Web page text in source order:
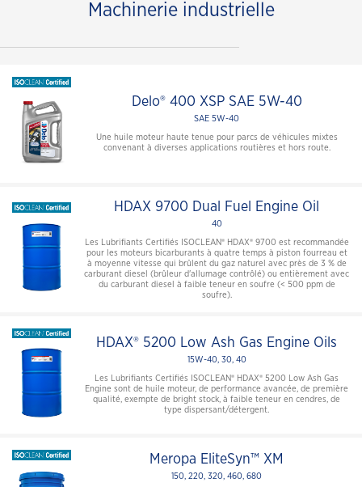
Machinerie industrielle
Delo® 400 XSP SAE 5W-40
SAE 5W-40
Une huile moteur haute tenue pour parcs de véhicules mixtes
convenant à diverses applications routières et hors route.
HDAX 9700 Dual Fuel Engine Oil
40
Les Lubrifiants Certifiés ISOCLEAN® HDAX® 9700 est recommandée
pour les moteurs bicarburants à quatre temps à piston fourreau et
à moyenne vitesse qui brûlent du gaz naturel avec près de 3 % de
carburant diesel (brûleur d'allumage contrôlé) ou entièrement avec
du carburant diesel à faible teneur en soufre (< 500 ppm de
soufre).
HDAX® 5200 Low Ash Gas Engine Oils
15W-40, 30, 40
Les Lubrifiants Certifiés ISOCLEAN® HDAX® 5200 Low Ash Gas
Engine sont de huile moteur, de performance avancée, de première
qualité, exempte de bright stock, à faible teneur en cendres, de
type dispersant/détergent.
Meropa EliteSyn™ XM
150, 220, 320, 460, 680